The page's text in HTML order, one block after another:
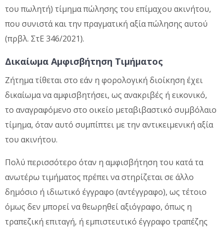
του πωλητή) τίμημα πώλησης του επίμαχου ακινήτου,
που συνιστά και την πραγματική αξία πώλησης αυτού
(πρβλ. ΣτΕ 346/2021).
Δικαίωμα Αμφισβήτηση Τιμήματος
Ζήτημα τίθεται στο εάν η φορολογική διοίκηση έχει
δικαίωμα να αμφισβητήσει, ως ανακριβές ή εικονικό,
το αναγραφόμενο στο οικείο μεταβιβαστικό συμβόλαιο
τίμημα, όταν αυτό συμπίπτει με την αντικειμενική αξία
του ακινήτου.
Πολύ περισσότερο όταν η αμφισβήτηση του κατά τα
ανωτέρω τιμήματος πρέπει να στηρίζεται σε άλλο
δημόσιο ή ιδιωτικό έγγραφο (αντέγγραφο), ως τέτοιο
όμως δεν μπορεί να θεωρηθεί αξιόγραφο, όπως η
τραπεζική επιταγή, ή εμπιστευτικό έγγραφο τραπέζης